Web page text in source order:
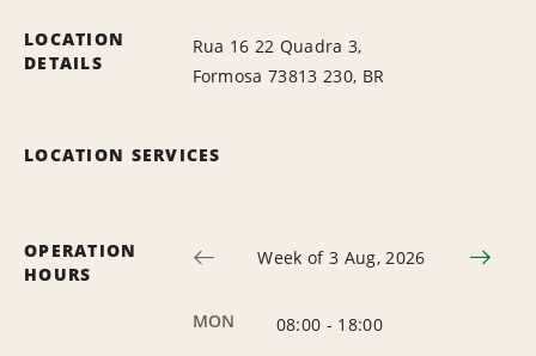
LOCATION
DETAILS
Rua 16 22 Quadra 3,
Formosa 73813 230, BR
LOCATION SERVICES
OPERATION
HOURS
Week of 3 Aug, 2026
MON 08:00 - 18:00